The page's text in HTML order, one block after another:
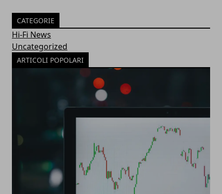
CATEGORIE
Hi-Fi News
Uncategorized
ARTICOLI POPOLARI